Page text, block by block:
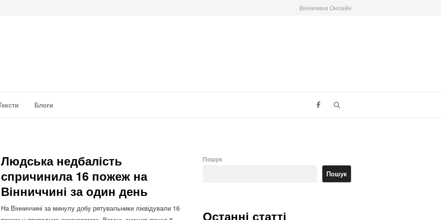
Вінничина Онлайн
Блоги
Людська недбалість
спричинила 16 пожеж на
Вінниччині за один день
На Вінниччині за минулу добу рятувальники ліквідували 16
Пошук
Пошук
Останні статті